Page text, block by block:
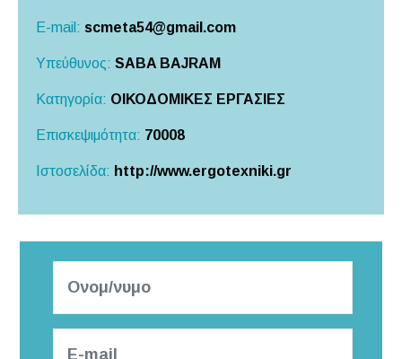
E-mail: scmeta54@gmail.com
Υπεύθυνος: SABA BAJRAM
Κατηγορία: ΟΙΚΟΔΟΜΙΚΕΣ ΕΡΓΑΣΙΕΣ
Επισκεψιμότητα: 70008
Ιστοσελίδα: http://www.ergotexniki.gr